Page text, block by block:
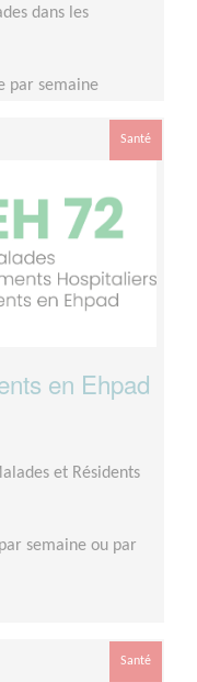
dans les
par semaine
Santé
en Ehpad
et Résidents
semaine ou par
Santé